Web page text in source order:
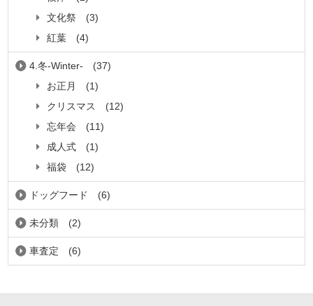
文化祭
(3)
紅葉
(4)
4.冬-Winter-
(37)
お正月
(1)
クリスマス
(12)
忘年会
(11)
成人式
(1)
福袋
(12)
ドッグフード (6)
未分類 (2)
車査定 (6)